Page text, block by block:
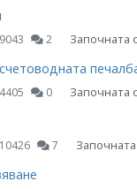
9043 2 Започната
4405 0 Започната
10426 7